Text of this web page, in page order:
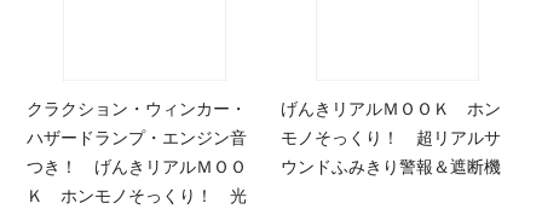
クラクション・ウィンカー・
ハザードランプ・エンジン音
つき！ げんきリアルＭＯＯ
Ｋ ホンモノそっくり！ 光
げんきリアルＭＯＯＫ ホン
モノそっくり！ 超リアルサ
ウンドふみきり警報＆遮断機